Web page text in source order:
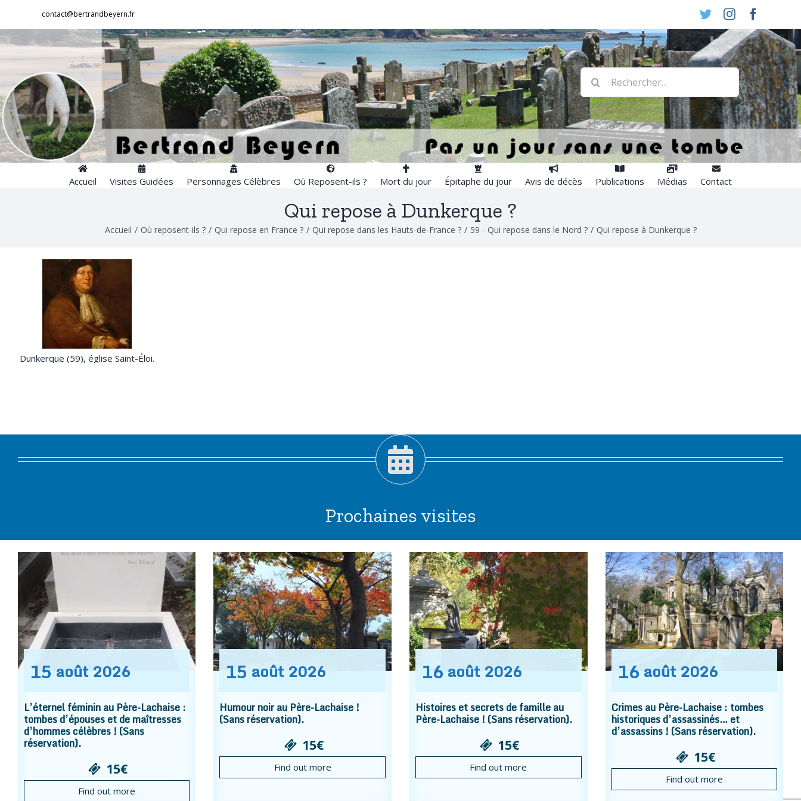
contenu
contact@bertrandbeyern.fr TwitterInstagram
Rechercher:
Accueil Visites Guidées Personnages Célèbres Où Reposent-ils ? Mort du jour Épitaphe du jour Avis de décès Publications Médias Contact
Qui repose à Dunkerque ?
Accueil / Où reposent-ils ? / Qui repose en France ? / Qui repose dans les Hauts-de-France ? / 59 - Qui repose dans le Nord ? / Qui repose à Dunkerque ?
Dunkerque (59), église Saint-Éloi.
Prochaines visites
15 août 2026
L’éternel féminin au Père-Lachaise :
tombes d’épouses et de maîtresses
d’hommes célèbres ! (Sans
réservation).
15€
Find out more
15 août 2026
Humour noir au Père-Lachaise !
(Sans réservation).
15€
Find out more
16 août 2026
Histoires et secrets de famille au
Père-Lachaise ! (Sans réservation).
15€
Find out more
16 août 2026
Crimes au Père-Lachaise : tombes
historiques d’assassinés… et
d’assassins ! (Sans réservation).
15€
Find out more